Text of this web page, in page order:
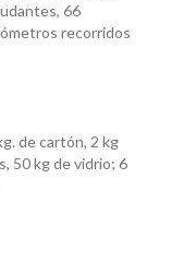
66
recorridos
de cartón, 2 kg
50 kg de vidrio; 6